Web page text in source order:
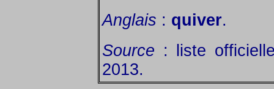
Anglais : quiver.
Source : liste
2013.